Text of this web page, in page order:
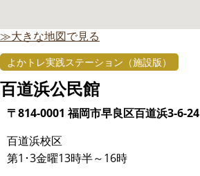
≫大きな地図で見る
よかトレ実践ステーション（施設版）
百道浜公民館
〒814-0001 福岡市早良区百道浜3-6-24
百道浜校区
第1･3金曜13時半～16時